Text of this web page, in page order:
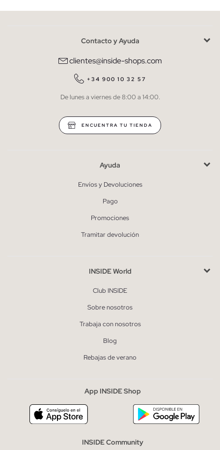
He leído y entiendo lapolítica de privacidad
QUIERO SUSCRIBIRME
* Puedes cancelar la suscripción en cualquier momento.
Contacto y Ayuda
clientes@inside-shops.com
+34 900 10 32 57
De lunes a viernes de 8:00 a 14:00.
ENCUENTRA TU TIENDA
Ayuda
Envíos y Devoluciones
Pago
Promociones
Tramitar devolución
INSIDE World
Club INSIDE
Sobre nosotros
Trabaja con nosotros
Blog
Rebajas de verano
App INSIDE Shop
INSIDE Community